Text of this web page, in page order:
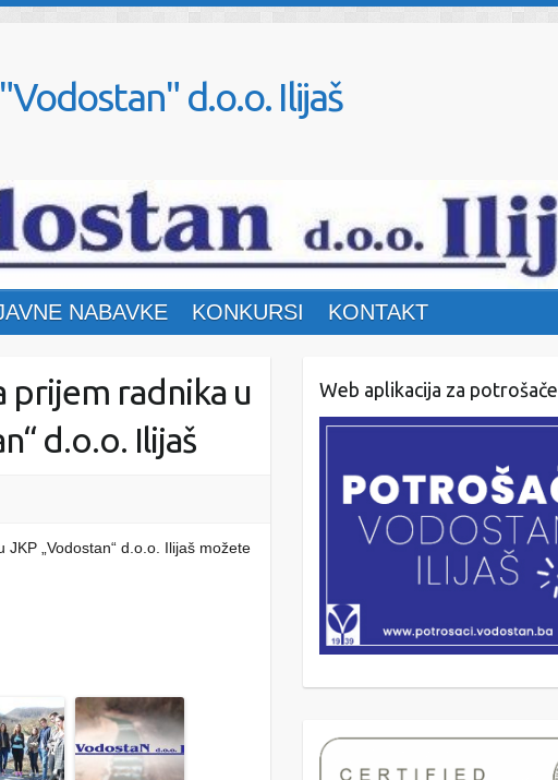
d.o.o. Ilijaš
NABAVKE KONKURSI KONTAKT
prijem radnika u
d.o.o. Ilijaš
„Vodostan“ d.o.o. Ilijaš možete
Web aplikacija za potrošače